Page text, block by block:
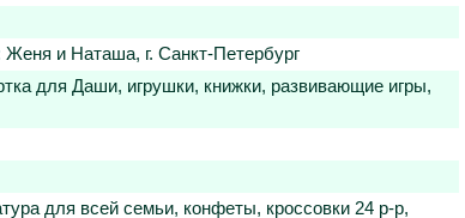
Женя и Наташа, г. Санкт-Петербург
для Даши, игрушки, книжки, развивающие игры,
для всей семьи, конфеты, кроссовки 24 р-р,